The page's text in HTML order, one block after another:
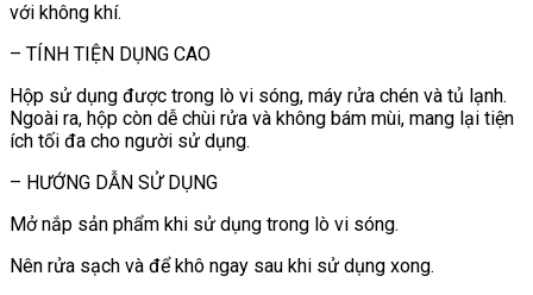
với không khí.
– TÍNH TIỆN DỤNG CAO
Hộp sử dụng được trong lò vi sóng, máy rửa chén và tủ lạnh.
Ngoài ra, hộp còn dễ chùi rửa và không bám mùi, mang lại tiện
ích tối đa cho người sử dụng.
– HƯỚNG DẪN SỬ DỤNG
Mở nắp sản phẩm khi sử dụng trong lò vi sóng.
Nên rửa sạch và để khô ngay sau khi sử dụng xong.